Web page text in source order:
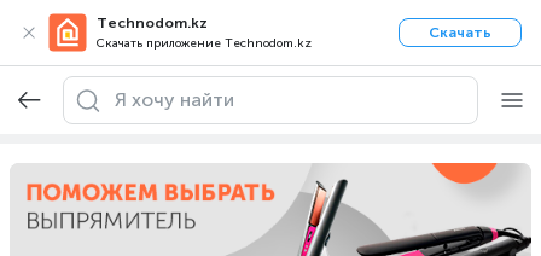
Technodom.kz
Скачать приложение Technodom.kz
Скачать